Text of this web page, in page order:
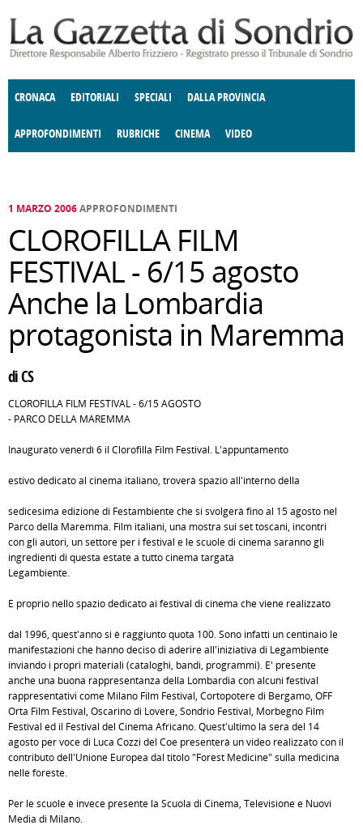
CRONACA EDITORIALI SPECIALI DALLA PROVINCIA
APPROFONDIMENTI
E SPETTACOLI POLITICA
RUBRICHE
DELLE IDEE FATTI DELLO SPIRITO
CINEMA VIDEO
1 MARZO 2006APPROFONDIMENTI
CLOROFILLA FILM
FESTIVAL - 6/15 agosto
Anche la Lombardia
protagonista in Maremma
di CS
CLOROFILLA FILM FESTIVAL - 6/15 AGOSTO
- PARCO DELLA MAREMMA
Inaugurato venerdì 6 il Clorofilla Film Festival. L'appuntamento
estivo dedicato al cinema italiano, troverà spazio all'interno della
sedicesima edizione di Festambiente che si svolgerà fino al 15 agosto nel
Parco della Maremma. Film italiani, una mostra sui set toscani, incontri
con gli autori, un settore per i festival e le scuole di cinema saranno gli
ingredienti di questa estate a tutto cinema targata
Legambiente.
E proprio nello spazio dedicato ai festival di cinema che viene realizzato
dal 1996, quest'anno si è raggiunto quota 100. Sono infatti un centinaio le
manifestazioni che hanno deciso di aderire all'iniziativa di Legambiente
inviando i propri materiali (cataloghi, bandi, programmi). E' presente
anche una buona rappresentanza della Lombardia con alcuni festival
rappresentativi come Milano Film Festival, Cortopotere di Bergamo, OFF
Orta Film Festival, Oscarino di Lovere, Sondrio Festival, Morbegno Film
Festival ed il Festival del Cinema Africano. Quest'ultimo la sera del 14
agosto per voce di Luca Cozzi del Coe presenterà un video realizzato con il
contributo dell'Unione Europea dal titolo "Forest Medicine" sulla medicina
nelle foreste.
Per le scuole è invece presente la Scuola di Cinema, Televisione e Nuovi
Media di Milano.